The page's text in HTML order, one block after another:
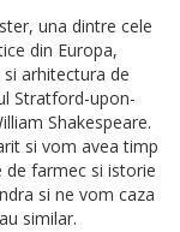
una dintre cele
din Europa,
arhitectura de
Stratford-upon-
Shakespeare.
si vom avea timp
de farmec si istorie
si ne vom caza
similar.